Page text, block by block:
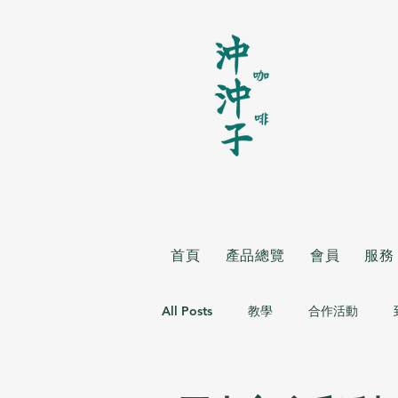
首頁 產品總覽 會員 服務
All Posts 教學 合作活動